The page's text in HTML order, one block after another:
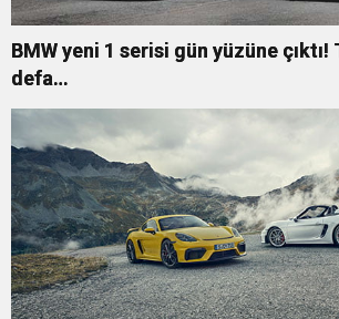
BMW yeni 1 serisi gün yüzüne
defa…